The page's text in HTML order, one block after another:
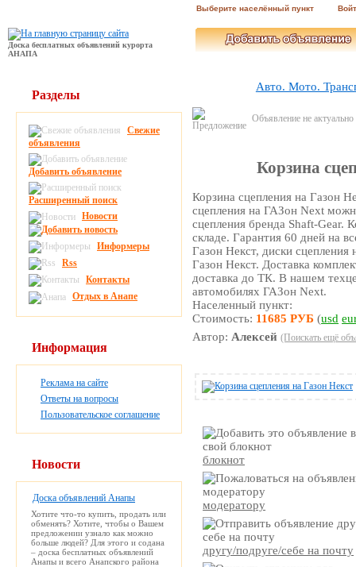
Выберите населённый пункт
Доска бесплатных объявлений курорта
АНАПА
Авто. Мото.
Объявление не
Корзина
Корзина сцепления на Газон
сцепления на ГАЗон Next
сцепления бренда Shaft-Gear.
складе. Гарантия 60 дней на
Газон Некст, диски
Газон Некст. Доставка
доставка до ТК. В нашем
автомобилях ГАЗон Next.
Населенный пункт:
Стоимость: 11685 РУБ (usd
Автор: Алексей (Поискать ещё
блокнот
модератору
другу/подруге/себе на почту
Разделы
Свежие
объявления
Добавить объявление
Расширенный поиск
Новости
Информеры
Rss
Контакты
Отдых в Анапе
Информация
Реклама на сайте
Ответы на вопросы
Пользовательское соглашение
Новости
Доска объявлений Анапы
Хотите что-то купить, продать или
обменять? Хотите, чтобы о Вашем
предложении узнало как можно
больше людей? Для этого и содана
– доска бесплатных объявлений
Анапы и всего Анапского района